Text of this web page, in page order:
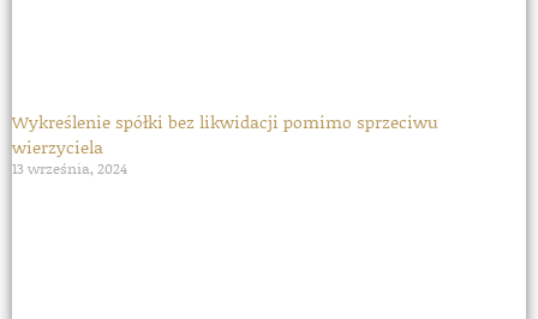
Wykreślenie spółki bez likwidacji pomimo sprzeciwu
wierzyciela
13 września, 2024